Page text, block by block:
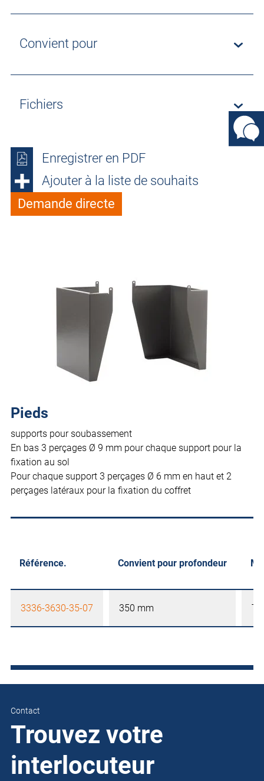
Convient pour
Fichiers
Enregistrer en PDF
Ajouter à la liste de souhaits
Demande directe
Pieds
supports pour soubassement
En bas 3 perçages Ø 9 mm pour chaque support pour la
fixation au sol
Pour chaque support 3 perçages Ø 6 mm en haut et 2
perçages latéraux pour la fixation du coffret
Référence. Convient pour profondeur
3336-3630-35-07 350 mm
Contact
Trouvez votre
interlocuteur